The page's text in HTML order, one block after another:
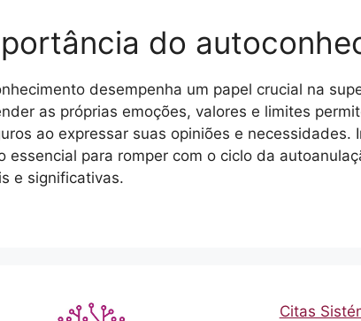
do
desempenha um papel crucial na
as próprias emoções, valores e limites
ao expressar suas opiniões e necessidades.
essencial para romper com o ciclo da
e significativas.
Citas